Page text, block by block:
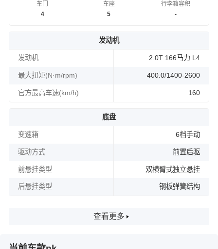
车门
4
车座
5
行李箱容积
-
发动机
发动机 2.0T 166马力 L4
最大扭矩(N·m/rpm) 400.0/1400-2600
官方最高车速(km/h) 160
底盘
变速箱 6档手动
驱动方式 前置后驱
前悬挂类型 双横臂式独立悬挂
后悬挂类型 钢板弹簧结构
查看更多